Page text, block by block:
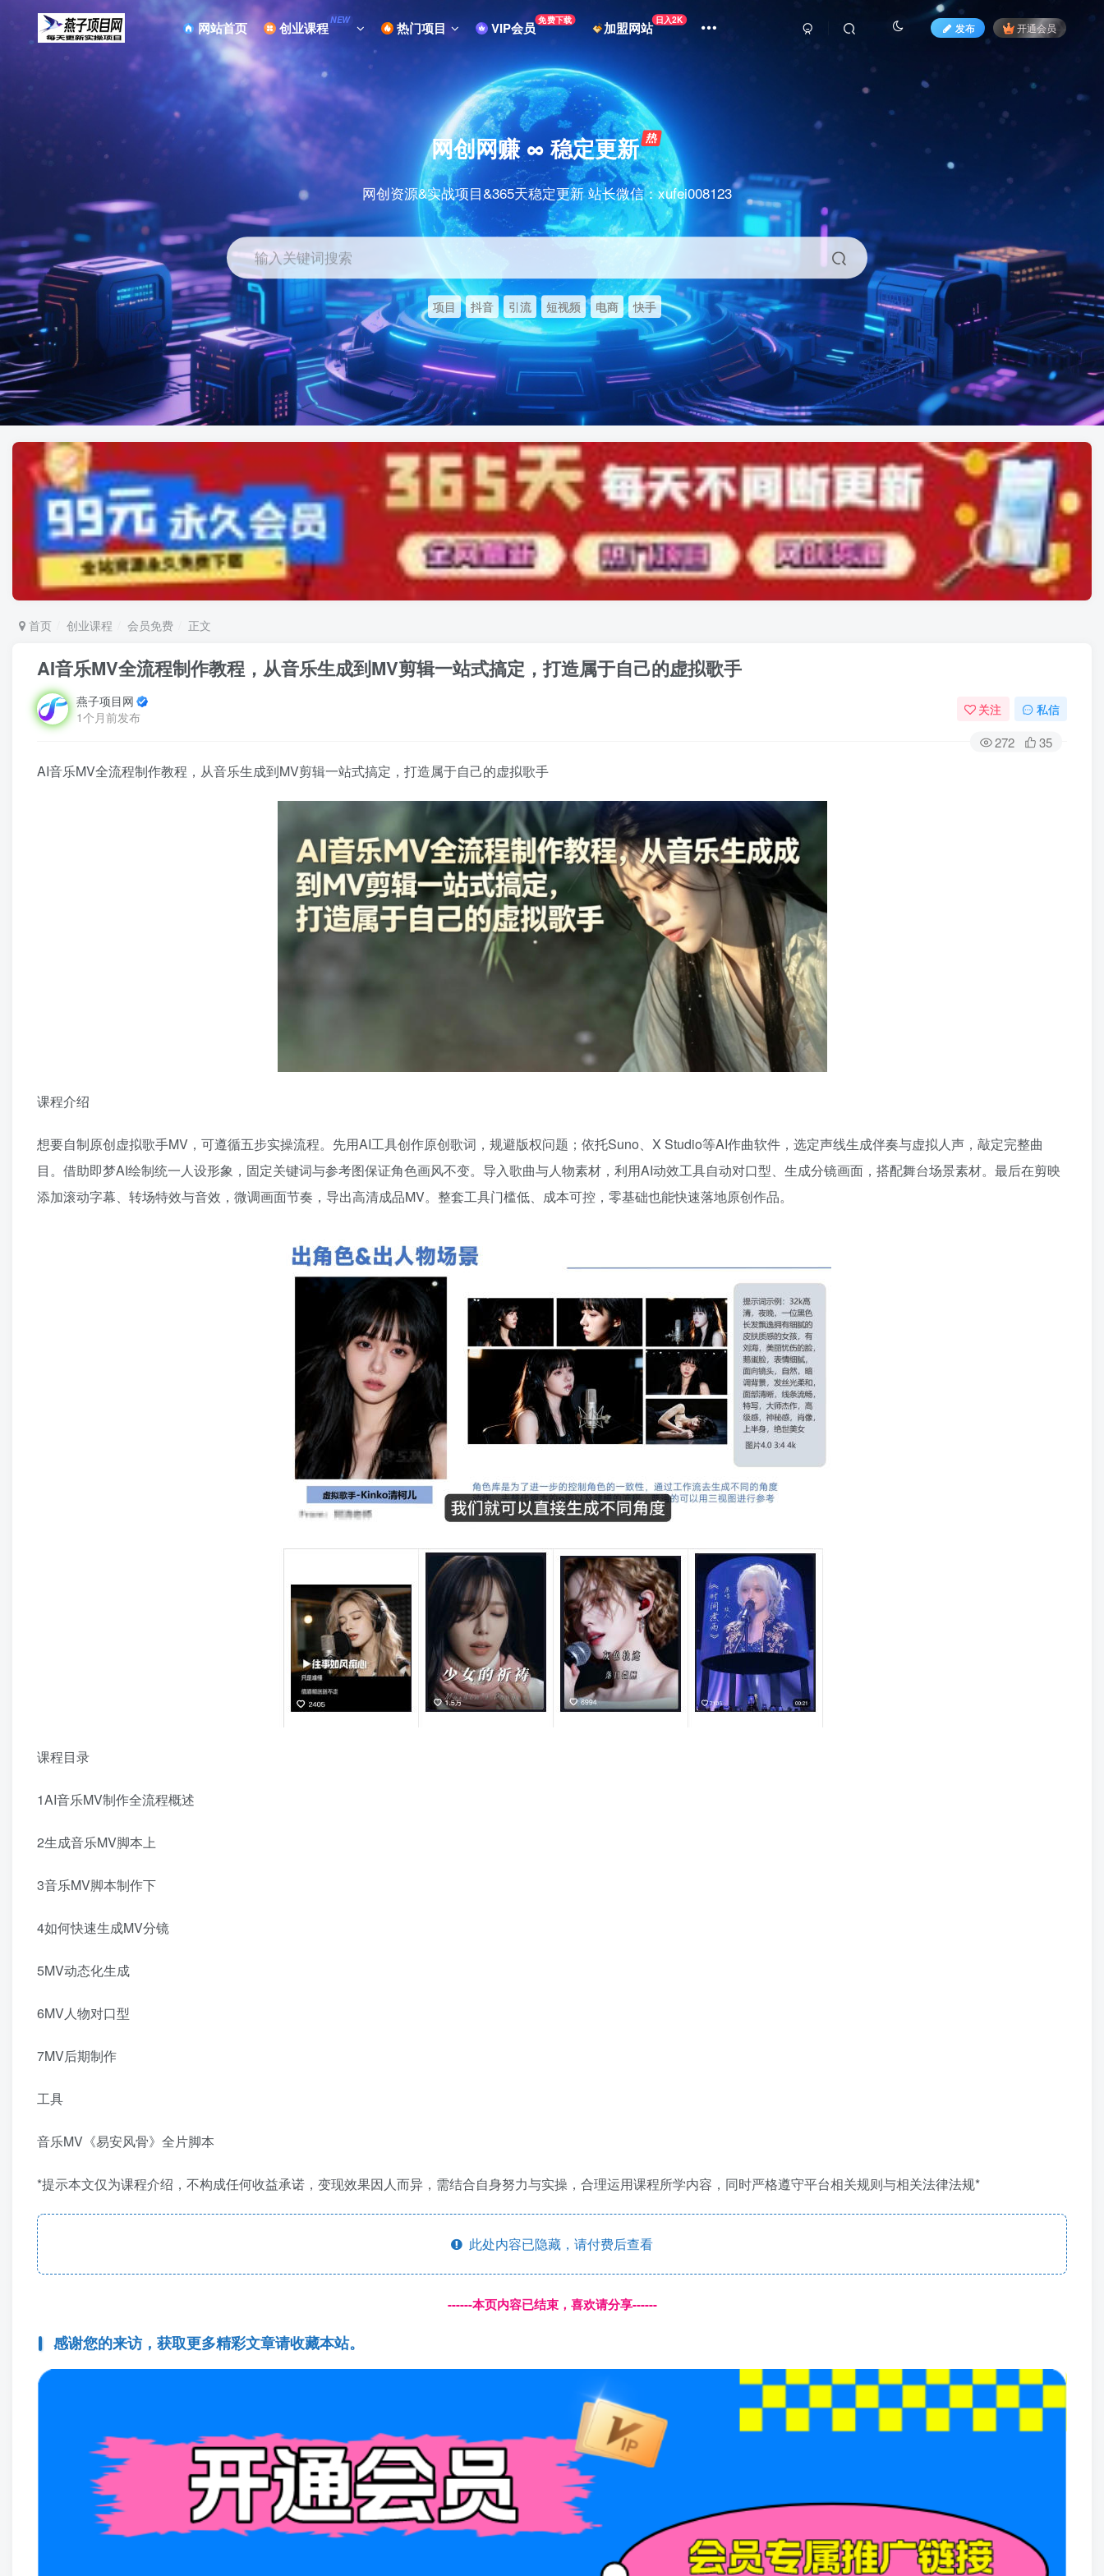
网站首页 创业课程NEW 热门项目 VIP会员 免费下载 加盟网站 日入2K
发布 开通会员
网创网赚 ∞ 稳定更新
网创资源&实战项目&365天稳定更新 站长微信：xufei008123
输入关键词搜索
项目 抖音 引流 短视频 电商 快手
首页 创业课程 会员免费 正文
AI音乐MV全流程制作教程，从音乐生成到MV剪辑一站式搞定，打造属于自己的虚拟歌手
燕子项目网
1个月前发布
关注 私信
272 35
AI音乐MV全流程制作教程，从音乐生成到MV剪辑一站式搞定，打造属于自己的虚拟歌手
课程介绍
想要自制原创虚拟歌手MV，可遵循五步实操流程。先用AI工具创作原创歌词，规避版权问题；依托Suno、X Studio等AI作曲软件，选定声线生成伴奏与虚拟人声，敲定完整曲
目。借助即梦AI绘制统一人设形象，固定关键词与参考图保证角色画风不变。导入歌曲与人物素材，利用AI动效工具自动对口型、生成分镜画面，搭配舞台场景素材。最后在剪映
添加滚动字幕、转场特效与音效，微调画面节奏，导出高清成品MV。整套工具门槛低、成本可控，零基础也能快速落地原创作品。
课程目录
1AI音乐MV制作全流程概述
2生成音乐MV脚本上
3音乐MV脚本制作下
4如何快速生成MV分镜
5MV动态化生成
6MV人物对口型
7MV后期制作
工具
音乐MV《易安风骨》全片脚本
*提示本文仅为课程介绍，不构成任何收益承诺，变现效果因人而异，需结合自身努力与实操，合理运用课程所学内容，同时严格遵守平台相关规则与相关法律法规*
此处内容已隐藏，请付费后查看
------本页内容已结束，喜欢请分享------
感谢您的来访，获取更多精彩文章请收藏本站。